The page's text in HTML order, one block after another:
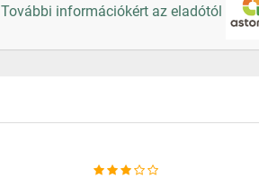
További információkért az eladótól